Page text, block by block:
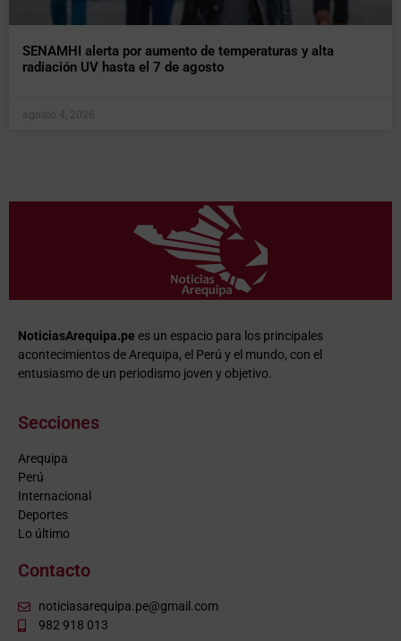
SENAMHI alerta por aumento de temperaturas y alta
radiación UV hasta el 7 de agosto
agosto 4, 2026
NoticiasArequipa.pe es un espacio para los principales
acontecimientos de Arequipa, el Perú y el mundo, con el
entusiasmo de un periodismo joven y objetivo.
Secciones
Arequipa
Perú
Internacional
Deportes
Lo último
Contacto
noticiasarequipa.pe@gmail.com
982 918 013